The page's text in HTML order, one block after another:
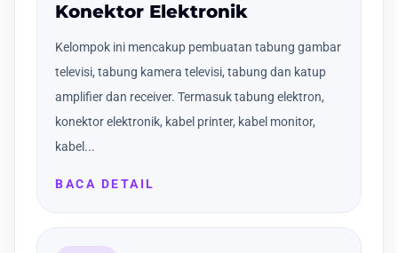
Konektor Elektronik
Kelompok ini mencakup pembuatan tabung gambar
televisi, tabung kamera televisi, tabung dan katup
amplifier dan receiver. Termasuk tabung elektron,
konektor elektronik, kabel printer, kabel monitor,
kabel...
BACA DETAIL